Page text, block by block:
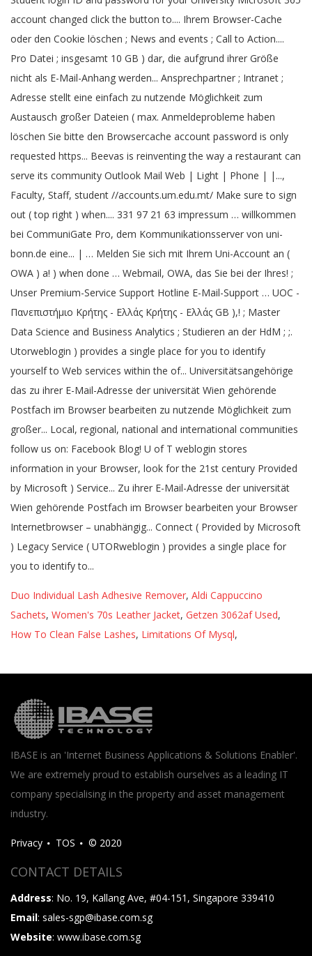
Duo Individual Lash Adhesive Remover, Aldi Cappuccino
Sachets, Women's 70s Leather Jacket, Getzen 3062af Used,
How To Clean False Lashes, Limitations Of Mysql,
IBASE is an 'Internet Business Applications & Solutions Enabler'.
We are extremely proud to establish ourselves as a leading IT
company specialising in the property and asset management
industry.
Privacy TOS © 2020
CONTACT DETAILS
Address: No. 19, Kallang Ave, #04-151, Singapore 339410
Email: sales-sgp@ibase.com.sg
Website: www.ibase.com.sg